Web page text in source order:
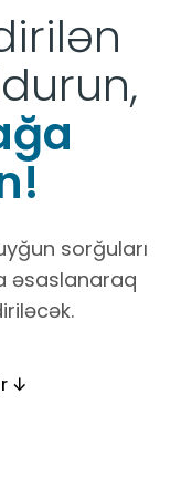
sorğuları
əsaslanaraq
↓